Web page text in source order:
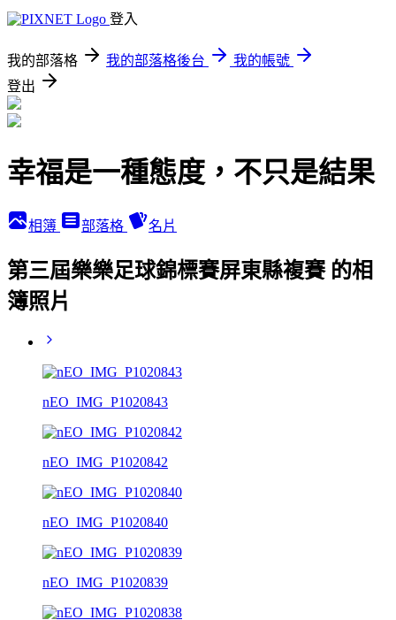
登入
我的部落格 我的部落格後台
我的帳號
登出
幸福是一種態度，不只是結果
相簿 部落格 名片
第三屆樂樂足球錦標賽屏東縣複賽 的相
簿照片
nEO_IMG_P1020843
nEO_IMG_P1020842
nEO_IMG_P1020840
nEO_IMG_P1020839